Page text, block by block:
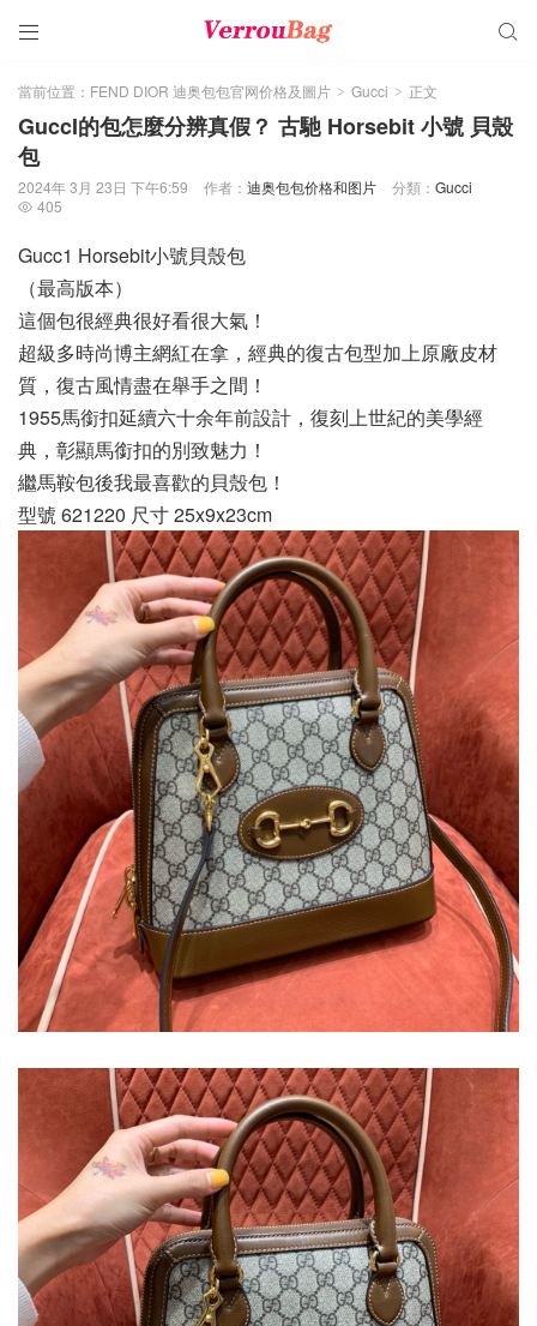
 
當前位置： FEND DIOR 迪奥包包官网价格及圖片 > Gucci > 正文
GuccI的包怎麼分辨真假？ 古馳 Horsebit 小號 貝殼
包
2024年 3月 23日 下午6:59 作者： 迪奥包包价格和图片 分類： Gucci
 405
Gucc1 Horsebit小號貝殼包
（最高版本）
這個包很經典很好看很大氣！
超級多時尚博主網紅在拿，經典的復古包型加上原廠皮材
質，復古風情盡在舉手之間！
1955馬銜扣延續六十余年前設計，復刻上世紀的美學經
典，彰顯馬銜扣的別致魅力！
繼馬鞍包後我最喜歡的貝殼包！
型號 621220 尺寸 25x9x23cm